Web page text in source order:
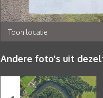
Toon locatie
Andere foto's uit